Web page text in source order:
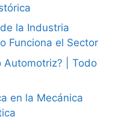
la Industria
Funciona el Sector
Automotriz? | Todo
en la Mecánica